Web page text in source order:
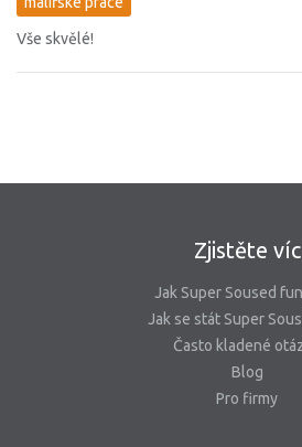
Vše skvělé!
Zjistěte víc
Jak Super Soused
Jak se stát Super
Často kladené
Blog
Pro firmy